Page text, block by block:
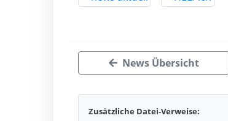
News Übersicht
Zusätzliche Datei-Verweise: